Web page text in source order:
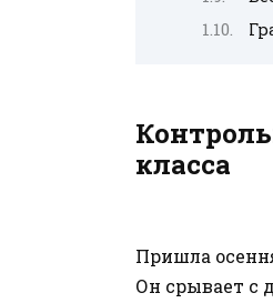
класса
Пришла
Он срывает с